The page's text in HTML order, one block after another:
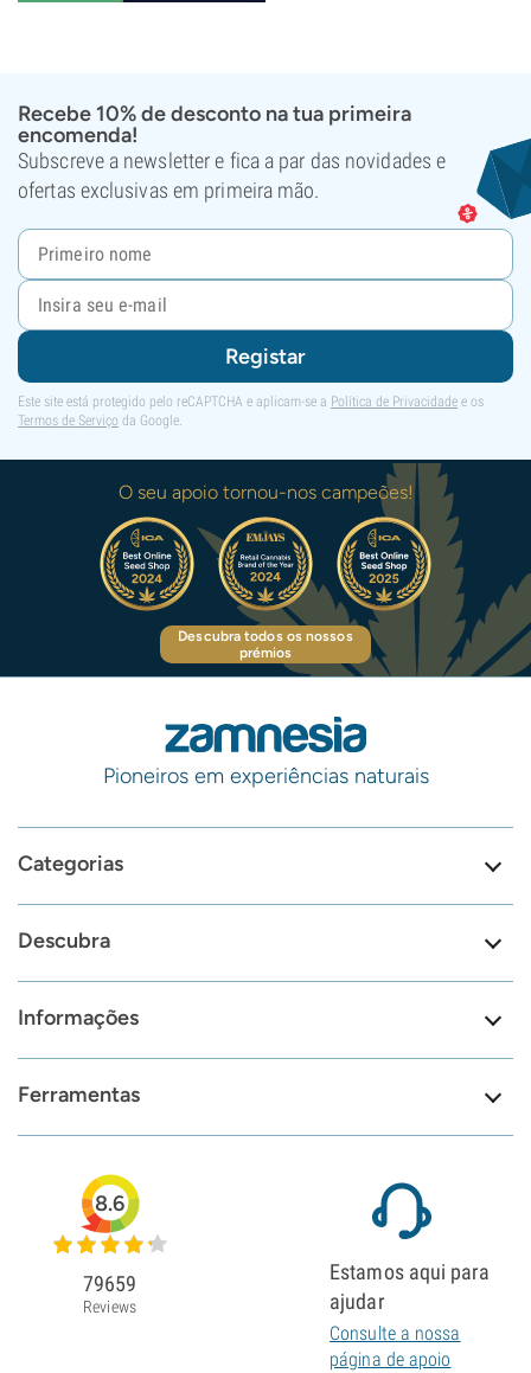
Recebe 10% de desconto na tua primeira
encomenda!
Subscreve a newsletter e fica a par das novidades e
ofertas exclusivas em primeira mão.
Registar
Este site está protegido pelo reCAPTCHA e aplicam-se a Política de Privacidade e os
Termos de Serviço da Google.
O seu apoio tornou-nos campeões!
Descubra todos os nossos
prémios
Pioneiros em experiências naturais
Categorias
Descubra
Informações
Ferramentas
8.6
79659
Reviews
Estamos aqui para
ajudar
Consulte a nossa
página de apoio